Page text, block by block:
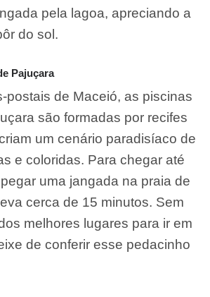
pela lagoa, apreciando a
do sol.
Pajuçara
postais de Maceió, as piscinas
são formadas por recifes
um cenário paradisíaco de
e coloridas. Para chegar até
uma jangada na praia de
cerca de 15 minutos. Sem
melhores lugares para ir em
de conferir esse pedacinho